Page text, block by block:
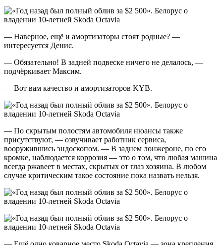
— Наверное, ещё и амортизаторы стоят родные? —
интересуется Денис.
— Обязательно! В задней подвеске ничего не делалось, —
подчёркивает Максим.
— Вот вам качество и амортизаторов KYB.
— По скрытым полостям автомобиля нюансы также
присутствуют, — озвучивает работник сервиса,
вооружившись эндоскопом. — В заднем лонжероне, по его
кромке, наблюдается коррозия — это о том, что любая машина
всегда ржавеет в местах, скрытых от глаз хозяина. В любом
случае критическим такое состояние пока назвать нельзя.